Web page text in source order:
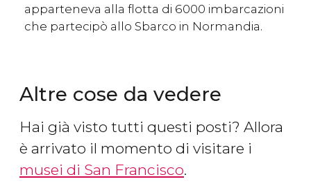
apparteneva alla flotta di 6000 imbarcazioni
che partecipò allo Sbarco in Normandia.
Altre cose da vedere
Hai già visto tutti questi posti? Allora
è arrivato il momento di visitare i
musei di San Francisco.